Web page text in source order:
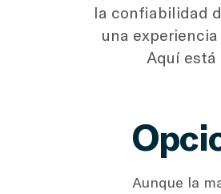
la confiabilidad
una
Aquí está
Aunque la